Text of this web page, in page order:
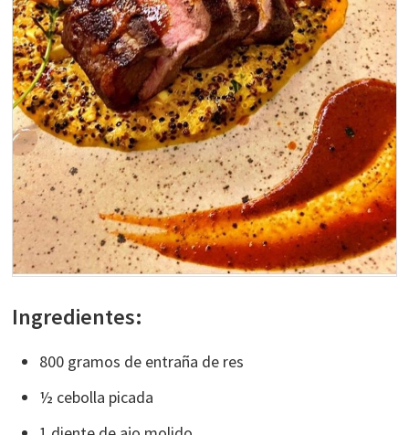
Ingredientes:
800 gramos de entraña de res
½ cebolla picada